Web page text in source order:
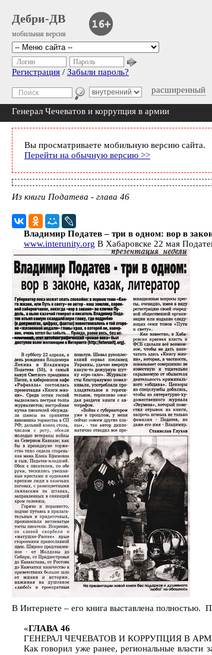
Дебри-ДВ
мобильная версия
расширенный
Логин Пароль
Регистрация / Забыли пароль?
Генерал Чечеватов и коррупция в армии
Вы просматриваете мобильную версию сайта.
Перейти на обычную версию >>
Из книги Податева - глава 46
Владимир Податев – три в одном: вор в
www.interunity.org В Хабаровске 22 мая
В Интернете – его книга выставлена полностью.
«ГЛАВА 46
ГЕНЕРАЛ ЧЕЧЕВАТОВ И КОРРУПЦИЯ В
Как говорил уже ранее, региональные власти